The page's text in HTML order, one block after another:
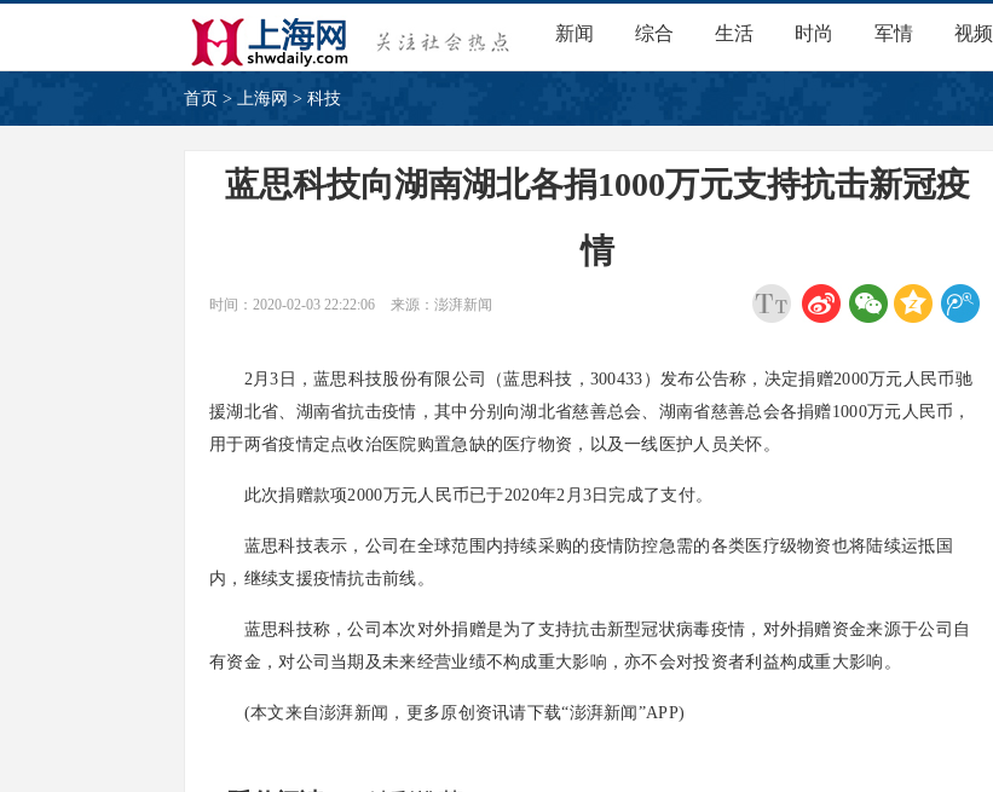
新闻 综合 生活 时尚 军情 视频
首页 > 上海网 > 科技
蓝思科技向湖南湖北各捐1000万元支持抗击新冠疫
情
时间：2020-02-03 22:22:06 来源：澎湃新闻
2月3日，蓝思科技股份有限公司（蓝思科技，300433）发布公告称，决定捐赠2000万元人民币驰
援湖北省、湖南省抗击疫情，其中分别向湖北省慈善总会、湖南省慈善总会各捐赠1000万元人民币，
用于两省疫情定点收治医院购置急缺的医疗物资，以及一线医护人员关怀。
此次捐赠款项2000万元人民币已于2020年2月3日完成了支付。
蓝思科技表示，公司在全球范围内持续采购的疫情防控急需的各类医疗级物资也将陆续运抵国
内，继续支援疫情抗击前线。
蓝思科技称，公司本次对外捐赠是为了支持抗击新型冠状病毒疫情，对外捐赠资金来源于公司自
有资金，对公司当期及未来经营业绩不构成重大影响，亦不会对投资者利益构成重大影响。
(本文来自澎湃新闻，更多原创资讯请下载“澎湃新闻”APP)